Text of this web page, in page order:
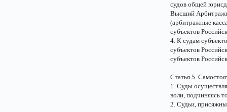
судов общей
Высший
(арбитражные
субъектов
4. К судам
субъектов
субъектов
Статья 5.
1. Суды
воли, подчиняясь
2. Судьи,